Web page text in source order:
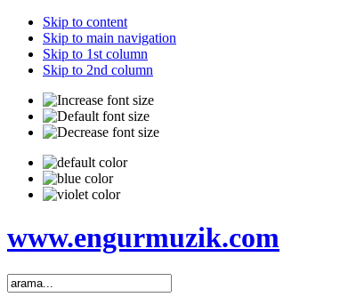
Skip to content
Skip to main navigation
Skip to 1st column
Skip to 2nd column
www.engurmuzik.com